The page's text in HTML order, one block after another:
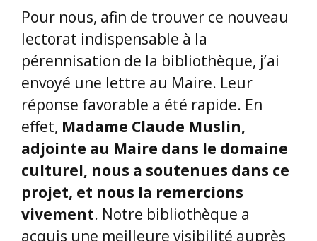
envoyé une lettre au Maire. Leur
réponse favorable a été rapide. En
effet,Madame Claude Muslin,
adjointe au Maire dans le domaine
culturel, nous a soutenues dans ce
projet, et nous la remercions
vivement. Notre bibliothèque a
acquis une meilleure visibilité auprès
des administrés, notamment sur le
site internet de la Mairie.